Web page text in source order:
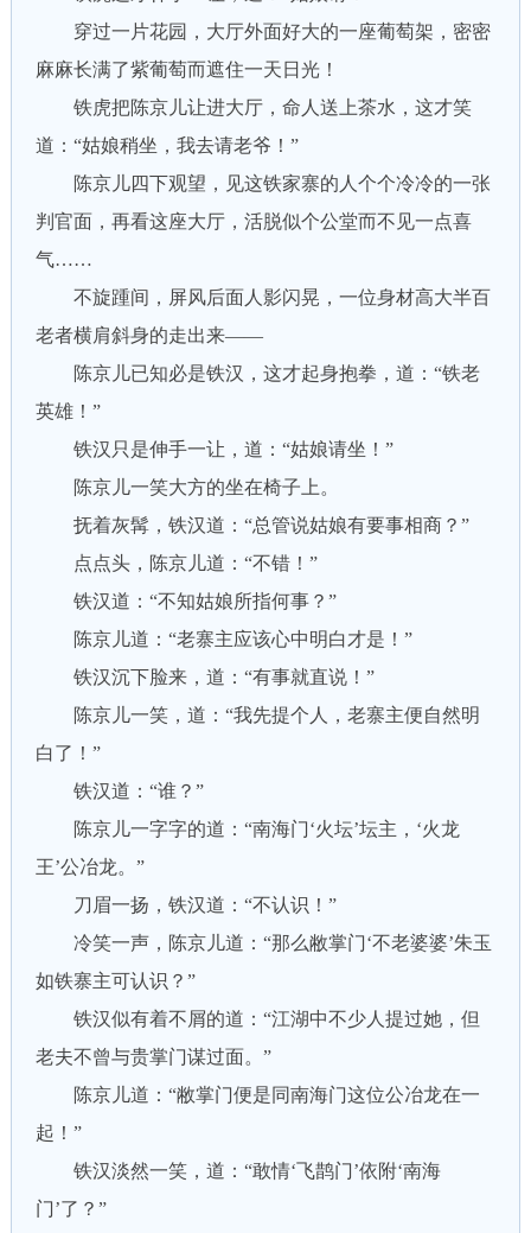
穿过一片花园，大厅外面好大的一座葡萄架，密密
麻麻长满了紫葡萄而遮住一天日光！
铁虎把陈京儿让进大厅，命人送上茶水，这才笑
道：“姑娘稍坐，我去请老爷！”
陈京儿四下观望，见这铁家寨的人个个冷冷的一张
判官面，再看这座大厅，活脱似个公堂而不见一点喜
气……
不旋踵间，屏风后面人影闪晃，一位身材高大半百
老者横肩斜身的走出来——
陈京儿已知必是铁汉，这才起身抱拳，道：“铁老
英雄！”
铁汉只是伸手一让，道：“姑娘请坐！”
陈京儿一笑大方的坐在椅子上。
抚着灰髯，铁汉道：“总管说姑娘有要事相商？”
点点头，陈京儿道：“不错！”
铁汉道：“不知姑娘所指何事？”
陈京儿道：“老寨主应该心中明白才是！”
铁汉沉下脸来，道：“有事就直说！”
陈京儿一笑，道：“我先提个人，老寨主便自然明
白了！”
铁汉道：“谁？”
陈京儿一字字的道：“南海门‘火坛’坛主，‘火龙
王’公冶龙。”
刀眉一扬，铁汉道：“不认识！”
冷笑一声，陈京儿道：“那么敝掌门‘不老婆婆’朱玉
如铁寨主可认识？”
铁汉似有着不屑的道：“江湖中不少人提过她，但
老夫不曾与贵掌门谋过面。”
陈京儿道：“敝掌门便是同南海门这位公冶龙在一
起！”
铁汉淡然一笑，道：“敢情‘飞鹊门’依附‘南海
门’了？”